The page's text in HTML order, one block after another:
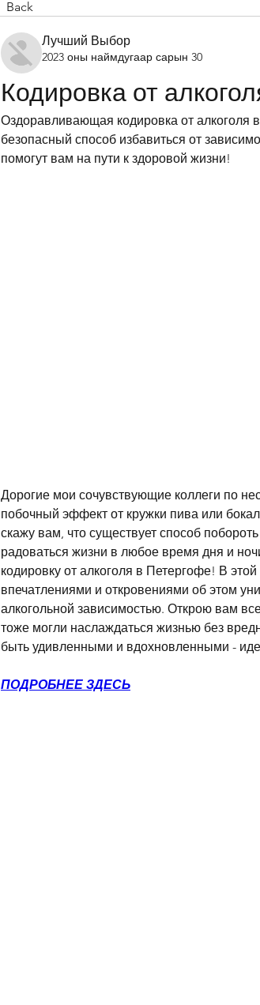
Back
Лучший Выбор
2023 оны наймдугаар сарын 30
Кодировка от
Оздоравливающая кодировка от алкоголя
безопасный способ избавиться от
помогут вам на пути к здоровой жизни!
Дорогие мои сочувствующие коллеги по
побочный эффект от кружки пива или
скажу вам, что существует способ
радоваться жизни в любое время дня и
кодировку от алкоголя в Петергофе! В
впечатлениями и откровениями об этом
алкогольной зависимостью. Открою вам
тоже могли наслаждаться жизнью без
быть удивленными и вдохновленными -
ПОДРОБНЕЕ ЗДЕСЬ